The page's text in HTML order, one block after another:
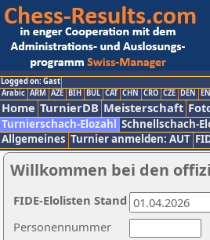
Logged on: Gast
Arabic ARM AZE BIH BUL CAT CHN CRO CZE DEN
Home TurnierDB Meisterschaft
Turnierschach-Elozahl Schnellschach-
Allgemeines Turnier anmelden: AUT
Willkommen bei den
Personennummer
FIDE-Elolisten Stand